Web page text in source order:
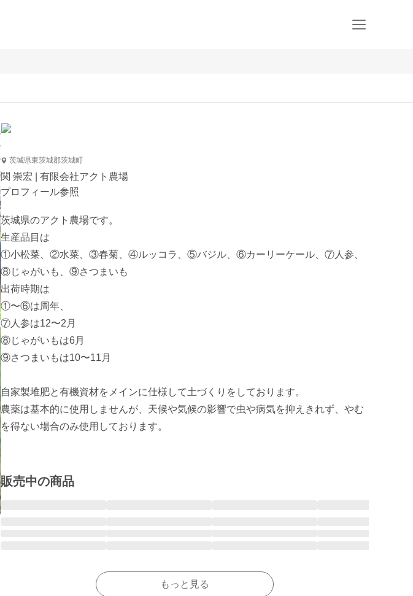
茨城県東茨城郡茨城町
関 崇宏 | 有限会社アクト農場
プロフィール参照
茨城県のアクト農場です。
生産品目は
①小松菜、②水菜、③春菊、④ルッコラ、⑤バジル、⑥カーリーケール、⑦人参、
⑧じゃがいも、⑨さつまいも
出荷時期は
①〜⑥は周年、
⑦人参は12〜2月
⑧じゃがいもは6月
⑨さつまいもは10〜11月
自家製堆肥と有機資材をメインに仕様して土づくりをしております。
農薬は基本的に使用しませんが、天候や気候の影響で虫や病気を抑えきれず、やむ
を得ない場合のみ使用しております。
販売中の商品
もっと見る